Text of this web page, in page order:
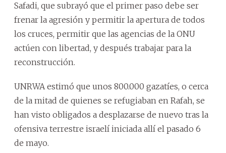
Safadi, que subrayó que el primer paso debe ser
frenar la agresión y permitir la apertura de todos
los cruces, permitir que las agencias de la ONU
actúen con libertad, y después trabajar para la
reconstrucción.
UNRWA estimó que unos 800.000 gazatíes, o cerca
de la mitad de quienes se refugiaban en Rafah, se
han visto obligados a desplazarse de nuevo tras la
ofensiva terrestre israelí iniciada allí el pasado 6
de mayo.